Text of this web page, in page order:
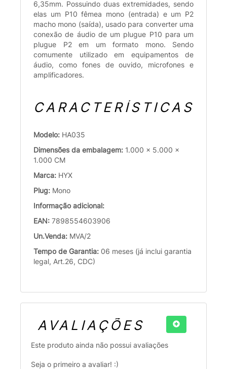
6,35mm. Possuindo duas extremidades, sendo
elas um P10 fêmea mono (entrada) e um P2
macho mono (saída), usado para converter uma
conexão de áudio de um plugue P10 para um
plugue P2 em um formato mono. Sendo
comumente utilizado em equipamentos de
áudio, como fones de ouvido, microfones e
amplificadores.
CARACTERÍSTICAS
Modelo: HA035
Dimensões da embalagem: 1.000 x 5.000 x
1.000 CM
Marca: HYX
Plug: Mono
Informação adicional:
EAN: 7898554603906
Un.Venda: MVA/2
Tempo de Garantia: 06 meses (já inclui garantia
legal, Art.26, CDC)
AVALIAÇÕES
Este produto ainda não possui avaliações
Seja o primeiro a avaliar! :)